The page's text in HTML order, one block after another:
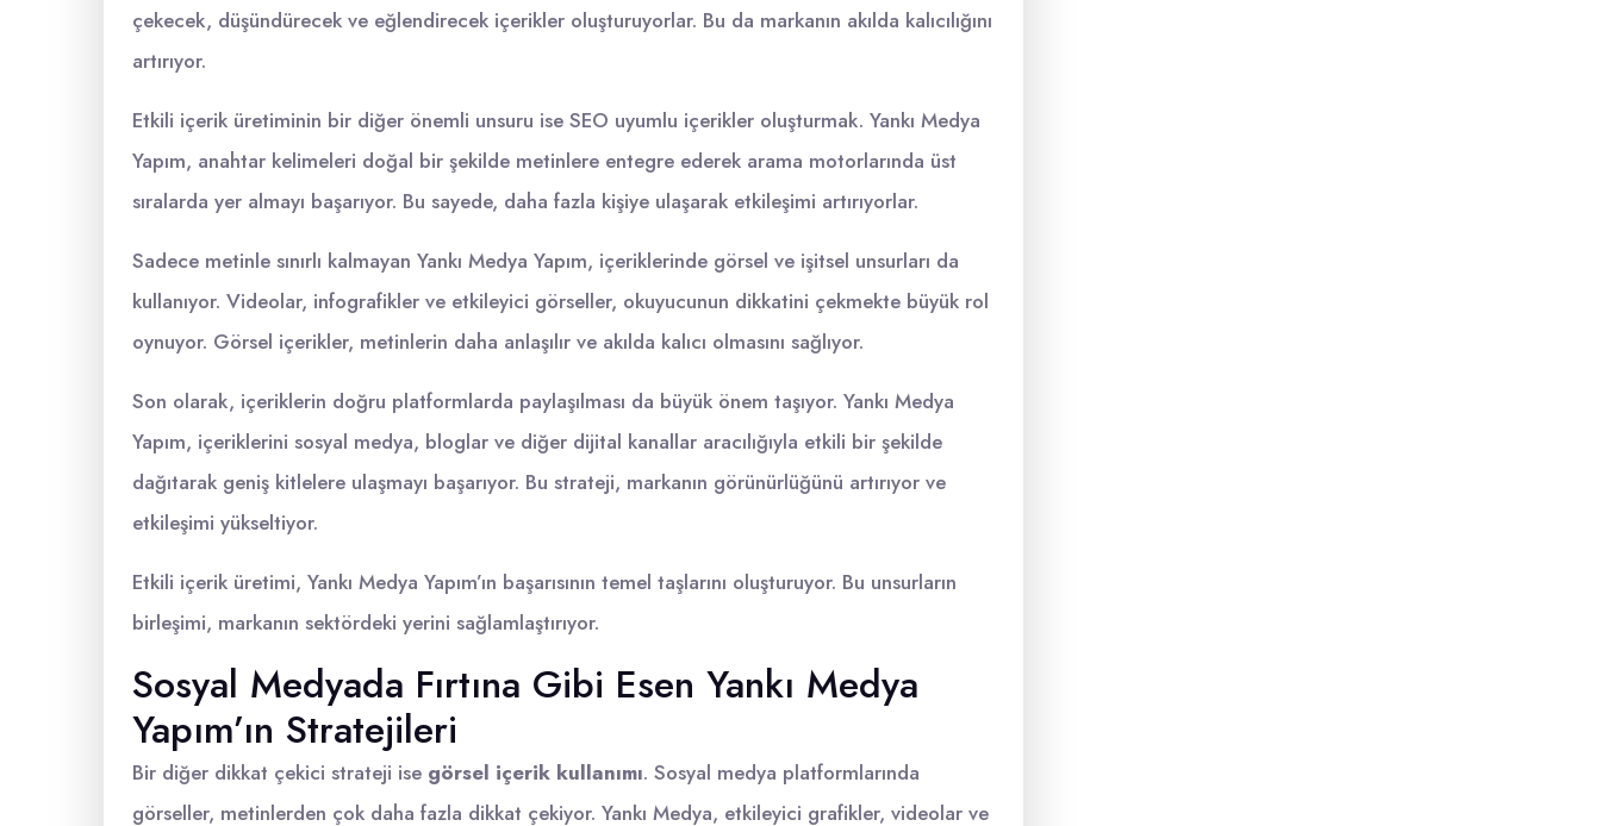
çekecek, düşündürecek ve eğlendirecek içerikler oluşturuyorlar. Bu da markanın akılda kalıcılığını
artırıyor.
Etkili içerik üretiminin bir diğer önemli unsuru ise SEO uyumlu içerikler oluşturmak. Yankı Medya
Yapım, anahtar kelimeleri doğal bir şekilde metinlere entegre ederek arama motorlarında üst
sıralarda yer almayı başarıyor. Bu sayede, daha fazla kişiye ulaşarak etkileşimi artırıyorlar.
Sadece metinle sınırlı kalmayan Yankı Medya Yapım, içeriklerinde görsel ve işitsel unsurları da
kullanıyor. Videolar, infografikler ve etkileyici görseller, okuyucunun dikkatini çekmekte büyük rol
oynuyor. Görsel içerikler, metinlerin daha anlaşılır ve akılda kalıcı olmasını sağlıyor.
Son olarak, içeriklerin doğru platformlarda paylaşılması da büyük önem taşıyor. Yankı Medya
Yapım, içeriklerini sosyal medya, bloglar ve diğer dijital kanallar aracılığıyla etkili bir şekilde
dağıtarak geniş kitlelere ulaşmayı başarıyor. Bu strateji, markanın görünürlüğünü artırıyor ve
etkileşimi yükseltiyor.
Etkili içerik üretimi, Yankı Medya Yapım’ın başarısının temel taşlarını oluşturuyor. Bu unsurların
birleşimi, markanın sektördeki yerini sağlamlaştırıyor.
Sosyal Medyada Fırtına Gibi Esen Yankı Medya
Yapım’ın Stratejileri
Bir diğer dikkat çekici strateji ise görsel içerik kullanımı. Sosyal medya platformlarında
görseller, metinlerden çok daha fazla dikkat çekiyor. Yankı Medya, etkileyici grafikler, videolar ve